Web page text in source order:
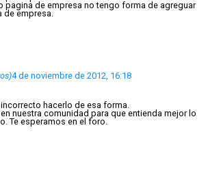
pagina de empresa no tengo forma de agreguar
de empresa.
4 de noviembre de 2012, 16:18
hacerlo de esa forma.
nuestra comunidad para que entienda mejor lo
Te esperamos en el foro.